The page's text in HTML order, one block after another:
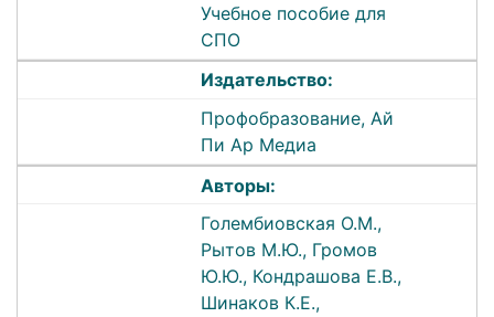
Учебное пособие для
СПО
Издательство:
Профобразование, Ай
Пи Ар Медиа
Авторы:
Голембиовская О.М.,
Рытов М.Ю., Громов
Ю.Ю., Кондрашова Е.В.,
Шинаков К.Е.,